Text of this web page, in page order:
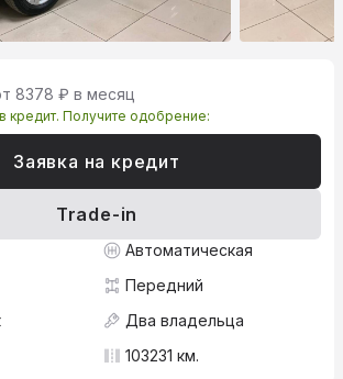
8378 ₽ в месяц
кредит. Получите одобрение:
Заявка на кредит
Trade-in
Автоматическая
Передний
Два владельца
103231 км.